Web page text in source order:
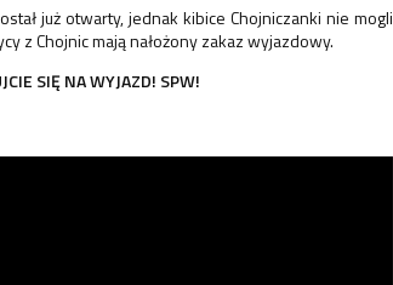
już otwarty, jednak kibice Chojniczanki nie mogli
z Chojnic mają nałożony zakaz wyjazdowy.
SIĘ NA WYJAZD! SPW!